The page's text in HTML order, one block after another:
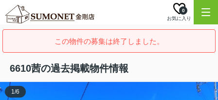
お気に入り
0
この物件の募集は終了しました。
6610茜の過去掲載物件情報
1/6